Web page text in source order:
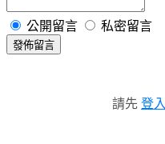
公開留言 私密留言
發佈留言
請先 登入